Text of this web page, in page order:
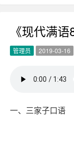
《现代满
管理员 2019-03-16
一、三家子口语